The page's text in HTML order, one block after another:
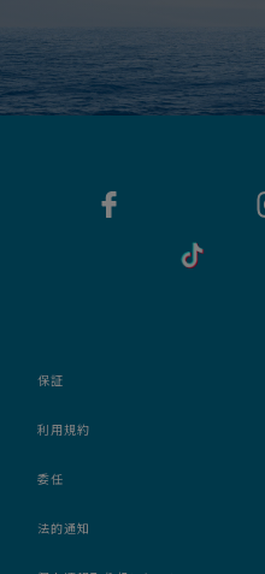
保証
利用規約
委任
法的通知